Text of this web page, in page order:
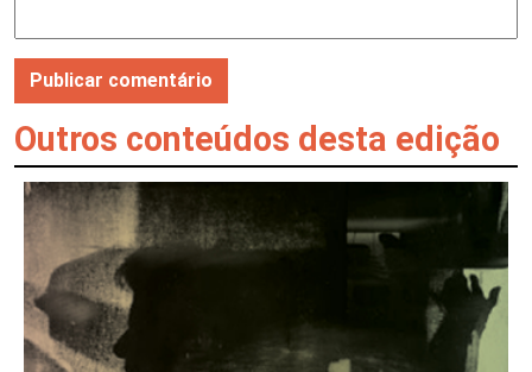
Outros conteúdos desta edição